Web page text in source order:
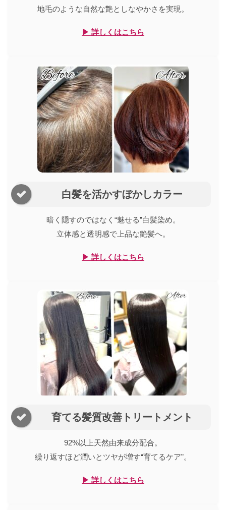
地毛のような自然な艶としなやかさを実現。
▶ 詳しくはこちら
白髪を活かすぼかしカラー
暗く隠すのではなく“魅せる”白髪染め。
立体感と透明感で上品な艶髪へ。
▶ 詳しくはこちら
育てる髪質改善トリートメント
92%以上天然由来成分配合。
繰り返すほど潤いとツヤが増す“育てるケア”。
▶ 詳しくはこちら